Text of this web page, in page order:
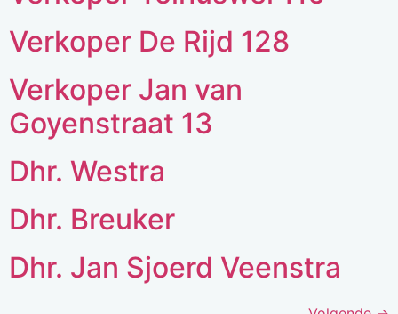
Verkoper De Rijd 128
Verkoper Jan van
Goyenstraat 13
Dhr. Westra
Dhr. Breuker
Dhr. Jan Sjoerd Veenstra